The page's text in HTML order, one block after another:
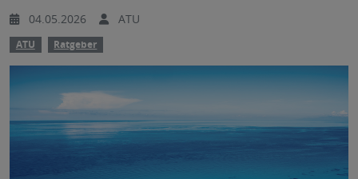
04.05.2026 ATU
ATU Ratgeber